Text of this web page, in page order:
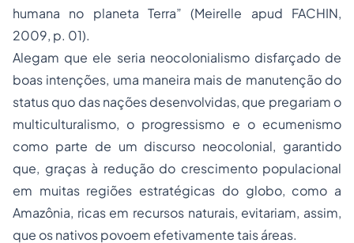
humana no planeta Terra” (Meirelle apud FACHIN,
2009, p. 01).
Alegam que ele seria neocolonialismo disfarçado de
boas intenções, uma maneira mais de manutenção do
status quo das nações desenvolvidas, que pregariam o
multiculturalismo, o progressismo e o ecumenismo
como parte de um discurso neocolonial, garantido
que, graças à redução do crescimento populacional
em muitas regiões estratégicas do globo, como a
Amazônia, ricas em recursos naturais, evitariam, assim,
que os nativos povoem efetivamente tais áreas.